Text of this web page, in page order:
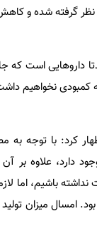
نظر گرفته شده و
است که
کمبودی نخواهیم
کرد: با توجه به
نداشته باشیم، اما
امسال میزان